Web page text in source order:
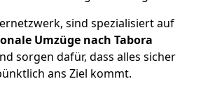
sind spezialisiert auf
Umzüge nach Tabora
sorgen dafür, dass alles sicher
ans Ziel kommt.